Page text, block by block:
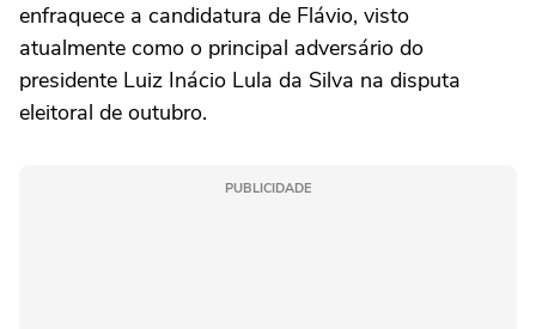
enfraquece a candidatura de Flávio, visto
atualmente como o principal adversário do
presidente Luiz Inácio ⁠Lula da Silva na disputa
eleitoral de outubro.
PUBLICIDADE